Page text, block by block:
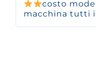
costo
macchina tutti